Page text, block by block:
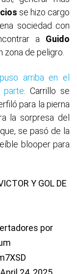
se hizo cargo
sociedad con
a Guido
zona de peligro.
arriba en el
parte . Carrillo se
para la pierna
la sorpresa del
se pasó de la
blooper para
Y GOL DE
por